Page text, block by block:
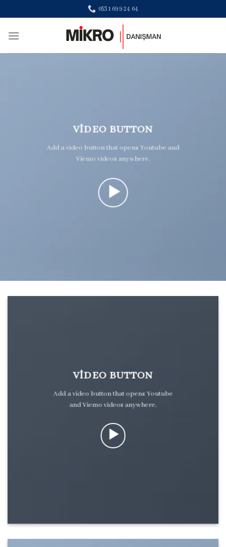
to
content
0531 699 24 64
VIDEO BUTTON
Add a video button that opens Youtube and
Viemo videos anywhere.
VIDEO BUTTON
Add a video button that opens Youtube
and Viemo videos anywhere.